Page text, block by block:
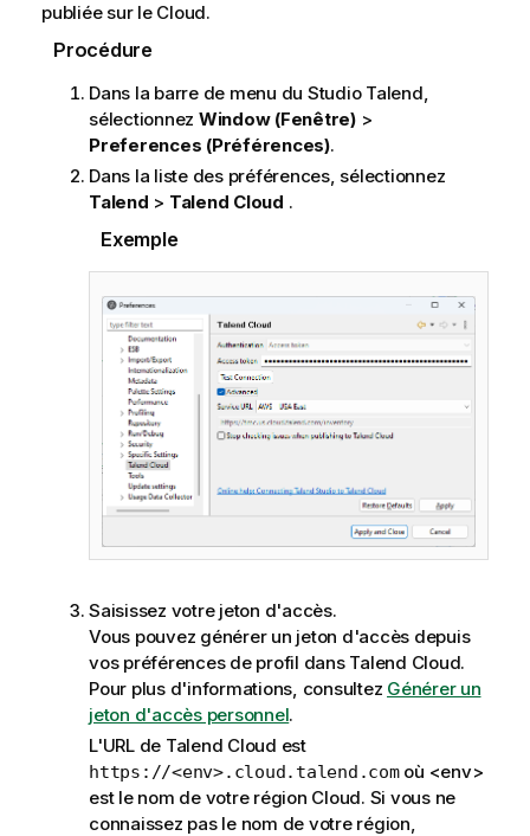
publiée sur le Cloud.
Procédure
Dans la barre de menu du Studio Talend,
sélectionnez Window (Fenêtre)>
Preferences (Préférences).
Dans la liste des préférences, sélectionnez
Talend > Talend Cloud .
Exemple
Saisissez votre jeton d'accès.
Vous pouvez générer un jeton d'accès depuis
vos préférences de profil dans Talend Cloud.
Pour plus d'informations, consultez Générer un
jeton d'accès personnel.
L'URL de Talend Cloud est
https://<env>.cloud.talend.comoù <env>
est le nom de votre région Cloud. Si vous ne
connaissez pas le nom de votre région,